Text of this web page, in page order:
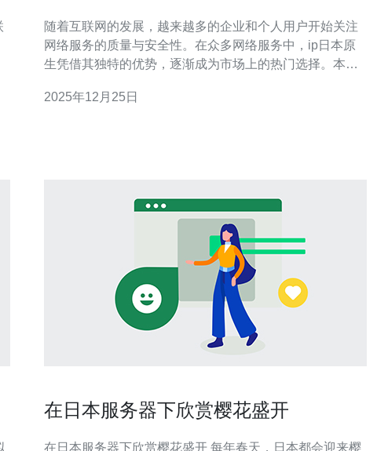
随着互联网的发展，越来越多的企业和个人用户开始关注
网络服务的质量与安全性。在众多网络服务中，ip日本原
生凭借其独特的优势，逐渐成为市场上的热门选择。本文
要性。 首先，什么是ip日本原生？简单来说，ip日本原生
2025年12月25日
在日本服务器下欣赏樱花盛开
在日本服务器下欣赏樱花盛开 每年春天，日本都会迎来樱